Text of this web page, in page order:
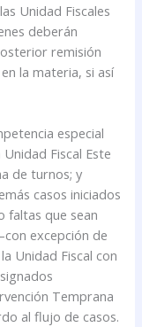
Unidad Fiscales
deberán
remisión
la materia, si así
especial
Fiscal Este
de turnos; y
casos iniciados
faltas que sean
excepción de
Unidad Fiscal con
Temprana
al flujo de casos.